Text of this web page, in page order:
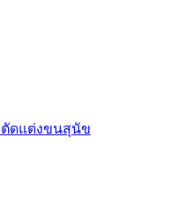
ตัดแต่งขนสุนัข